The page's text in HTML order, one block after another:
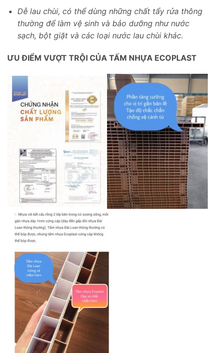
Dễ lau chùi, có thể dùng những chất tẩy rửa thông
thường để làm vệ sinh và bảo dưỡng như nước
sạch, bột giặt và các loại nước lau chùi khác.
ƯU ĐIỂM VƯỢT TRỘI CỦA TẤM NHỰA ECOPLAST